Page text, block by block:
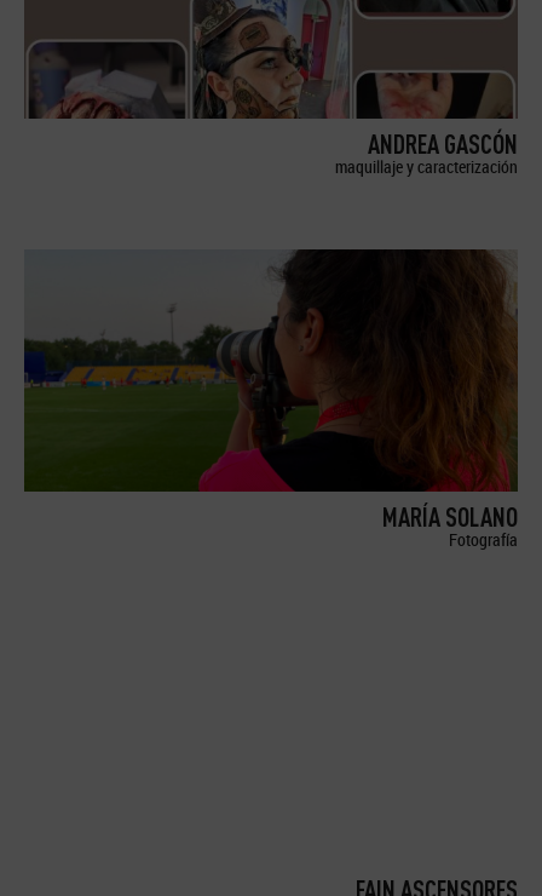
ANDREA GASCÓN
maquillaje y caracterización
MARÍA SOLANO
Fotografía
FAIN ASCENSORES